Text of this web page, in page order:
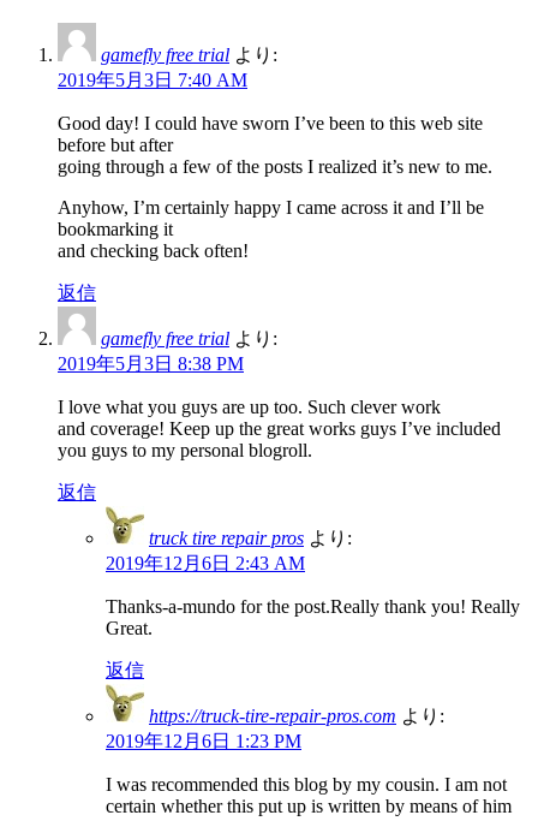
gamefly free trial より:
2019年5月3日 7:40 AM
Good day! I could have sworn I’ve been to this web site
before but after
going through a few of the posts I realized it’s new to me.
Anyhow, I’m certainly happy I came across it and I’ll be
bookmarking it
and checking back often!
返信
gamefly free trial より:
2019年5月3日 8:38 PM
I love what you guys are up too. Such clever work
and coverage! Keep up the great works guys I’ve included
you guys to my personal blogroll.
返信
truck tire repair pros より:
2019年12月6日 2:43 AM
Thanks-a-mundo for the post.Really thank you! Really
Great.
返信
https://truck-tire-repair-pros.com より:
2019年12月6日 1:23 PM
I was recommended this blog by my cousin. I am not
certain whether this put up is written by means of him